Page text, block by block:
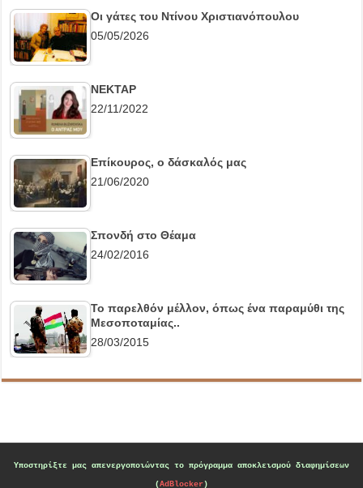
Οι γάτες του Ντίνου Χριστιανόπουλου
05/05/2026
ΝΕΚΤΑΡ
22/11/2022
Επίκουρος, ο δάσκαλός μας
21/06/2020
Σπονδή στο Θέαμα
24/02/2016
Το παρελθόν μέλλον, όπως ένα παραμύθι της
Μεσοποταμίας..
28/03/2015
Υποστηρίξτε μας απενεργοποιώντας το πρόγραμμα αποκλεισμού διαφημίσεων
(AdBlocker)